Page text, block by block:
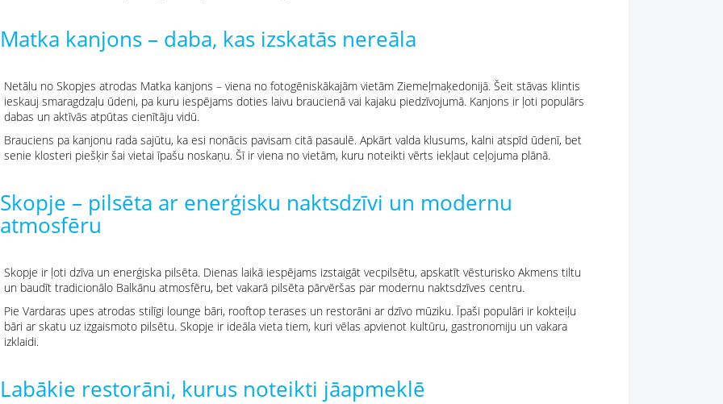
Matka kanjons – daba, kas izskatās nereāla
Netālu no Skopjes atrodas Matka kanjons – viena no fotogēniskākajām vietām Ziemeļmaķedonijā. Šeit stāvas klintis
ieskauj smaragdzaļu ūdeni, pa kuru iespējams doties laivu braucienā vai kajaku piedzīvojumā. Kanjons ir ļoti populārs
dabas un aktīvās atpūtas cienītāju vidū.
Brauciens pa kanjonu rada sajūtu, ka esi nonācis pavisam citā pasaulē. Apkārt valda klusums, kalni atspīd ūdenī, bet
senie klosteri piešķir šai vietai īpašu noskaņu. Šī ir viena no vietām, kuru noteikti vērts iekļaut ceļojuma plānā.
Skopje – pilsēta ar enerģisku naktsdzīvi un modernu
atmosfēru
Skopje ir ļoti dzīva un enerģiska pilsēta. Dienas laikā iespējams izstaigāt vecpilsētu, apskatīt vēsturisko Akmens tiltu
un baudīt tradicionālo Balkānu atmosfēru, bet vakarā pilsēta pārvēršas par modernu naktsdzīves centru.
Pie Vardaras upes atrodas stilīgi lounge bāri, rooftop terases un restorāni ar dzīvo mūziku. Īpaši populāri ir kokteiļu
bāri ar skatu uz izgaismoto pilsētu. Skopje ir ideāla vieta tiem, kuri vēlas apvienot kultūru, gastronomiju un vakara
izklaidi.
Labākie restorāni, kurus noteikti jāapmeklē